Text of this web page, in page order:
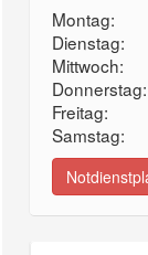
Montag:
Dienstag:
Mittwoch:
Donnerstag:
Freitag:
Samstag: